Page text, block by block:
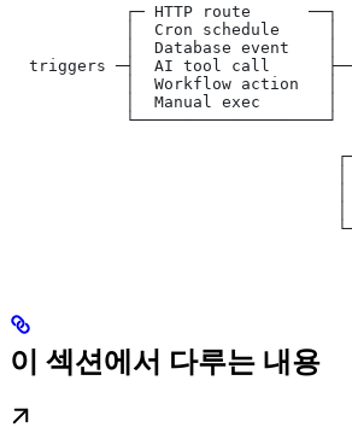
            ┌─ HTTP route      ──┐
            │  Cron schedule     │
│  Database event    │
triggers ─┤  AI tool call
│  Workflow action   │
│  Manual exec       │
└────────────────────┘
이 섹션에서 다루는 내용